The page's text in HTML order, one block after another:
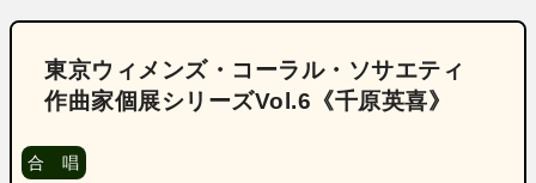
東京ウィメンズ・コーラル・ソサエティ
作曲家個展シリーズVol.6《千原英喜》
合 唱